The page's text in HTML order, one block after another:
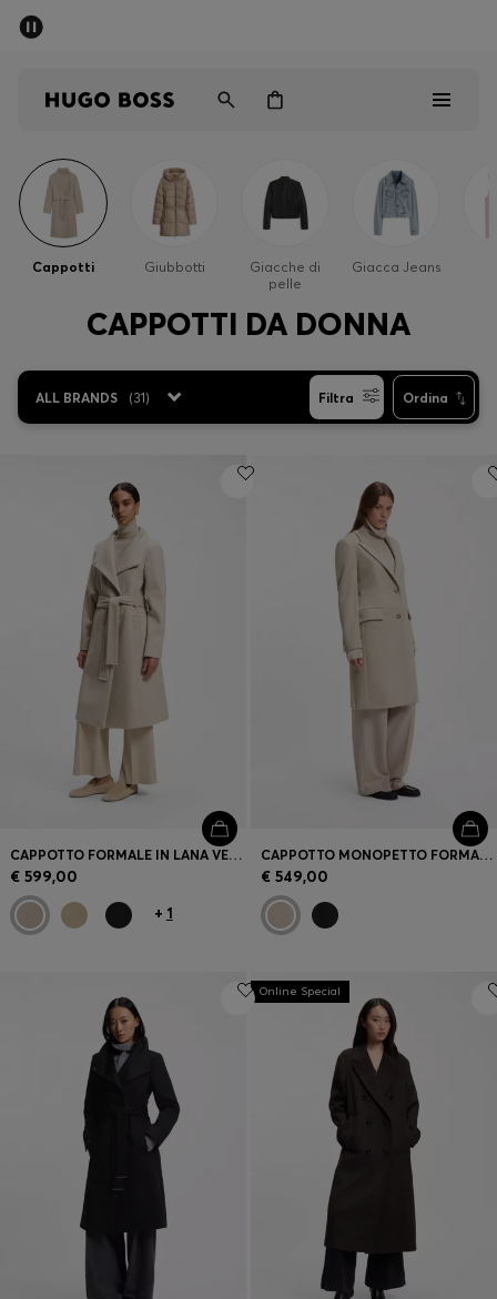
Saldi
Uomo
Regali
Accedi / Registrati
Preferito (Articoli)
FAQ e assistenza
Trova negozio
Lingua (
IT € )
Cappotti Giubbotti
Giacche di
pelle
Giacca Jeans
CAPPOTTI DA DONNA
ALL BRANDS (31) Filtra Ordina
CAPPOTTO FORMALE IN LANA VERGINE E CASHMERE CON CINTURA
€ 599,00
+ 1
CAPPOTTO MONOPETTO FORMALE IN LANA
€ 549,00
Online Special